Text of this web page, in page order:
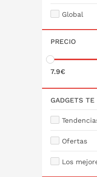
Global
PRECIO
7.9€
GADGETS TE
Ofertas
Los